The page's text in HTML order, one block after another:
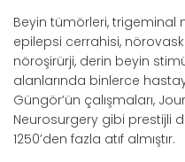
Beyin tümörleri, trigeminal
epilepsi cerrahisi,
nöroşirürji, derin beyin
alanlarında binlerce
Güngör’ün çalışmaları,
Neurosurgery gibi prestijli
1250’den fazla atıf almıştır.